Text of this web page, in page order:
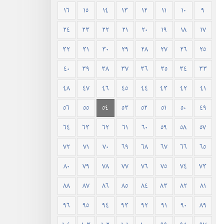
٩
١٠ ١١ ١٢ ١٣ ١٤ ١٥
١٦
١٧
١٨ ١٩ ٢٠ ٢١ ٢٢ ٢٣
٢٤
٢٥
٢٦ ٢٧ ٢٨ ٢٩ ٣٠ ٣١
٣٢
٣٣
٣٤ ٣٥ ٣٦ ٣٧ ٣٨ ٣٩
٤٠
٤١
٤٢ ٤٣ ٤٤ ٤٥ ٤٦ ٤٧
٤٨
٤٩
٥٠ ٥١ ٥٢ ٥٣ ٥٤ ٥٥
٥٦
٥٧
٥٨ ٥٩ ٦٠ ٦١ ٦٢ ٦٣
٦٤
٦٥
٦٦ ٦٧ ٦٨ ٦٩ ٧٠ ٧١
٧٢
٧٣
٧٤ ٧٥ ٧٦ ٧٧ ٧٨ ٧٩
٨٠
٨١
٨٢ ٨٣ ٨٤ ٨٥ ٨٦ ٨٧
٨٨
٨٩
٩٠ ٩١ ٩٢ ٩٣ ٩٤ ٩٥
٩٦